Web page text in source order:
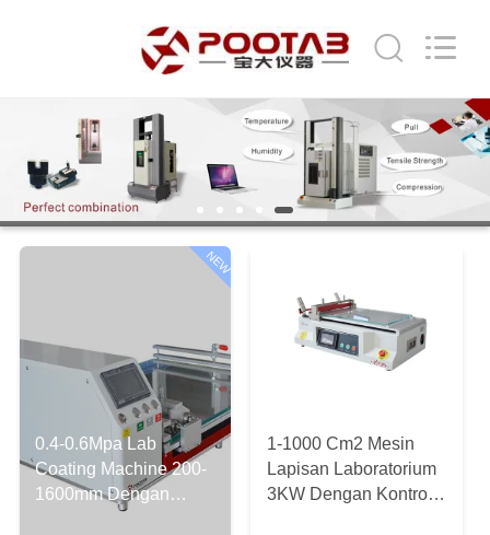
RUMAH
PRODUK
VIDEO
VR
TENTANG
KAMI
NEW
0.4-0.6Mpa Lab
Coating Machine 200-
1600mm Dengan
1-1000 Cm2 Mesin
Lapisan Laboratorium
3KW Dengan Kontrol